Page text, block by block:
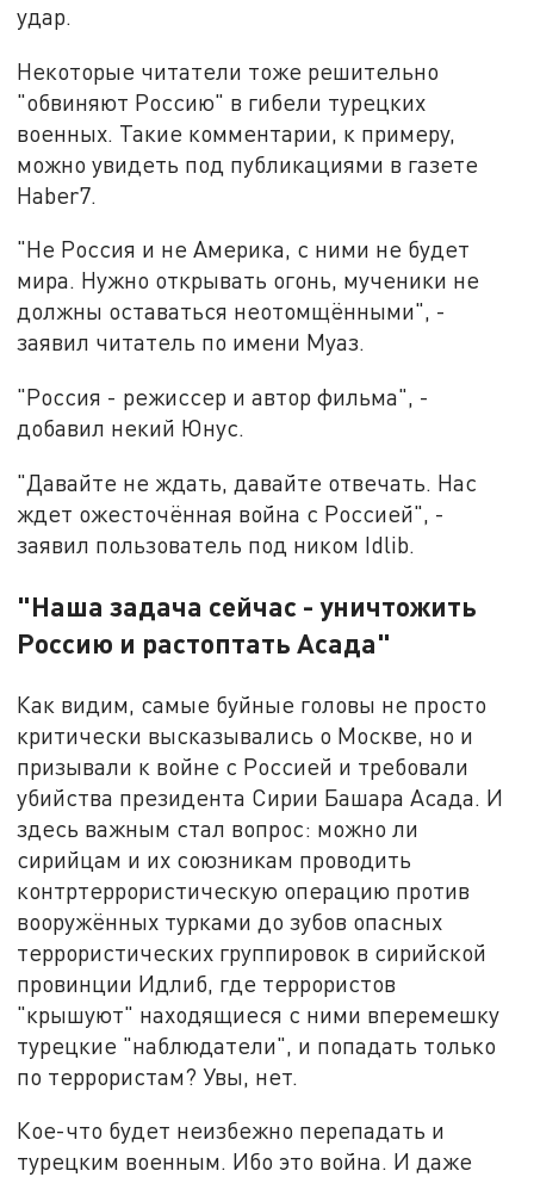
удар.
Некоторые читатели тоже решительно
"обвиняют Россию" в гибели турецких
военных. Такие комментарии, к примеру,
можно увидеть под публикациями в газете
Haber7.
"Не Россия и не Америка, с ними не будет
мира. Нужно открывать огонь, мученики не
должны оставаться неотомщёнными", -
заявил читатель по имени Муаз.
"Россия - режиссер и автор фильма", -
добавил некий Юнус.
"Давайте не ждать, давайте отвечать. Нас
ждет ожесточённая война с Россией", -
заявил пользователь под ником Idlib.
"Наша задача сейчас - уничтожить
Россию и растоптать Асада"
Как видим, самые буйные головы не просто
критически высказывались о Москве, но и
призывали к войне с Россией и требовали
убийства президента Сирии Башара Асада. И
здесь важным стал вопрос: можно ли
сирийцам и их союзникам проводить
контртеррористическую операцию против
вооружённых турками до зубов опасных
террористических группировок в сирийской
провинции Идлиб, где террористов
"крышуют" находящиеся с ними вперемешку
турецкие "наблюдатели", и попадать только
по террористам? Увы, нет.
Кое-что будет неизбежно перепадать и
турецким военным. Ибо это война. И даже